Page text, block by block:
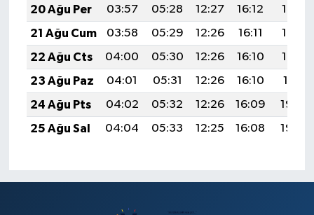
20 Ağu Per
03:57 05:28 12:27 16:12
19:15
21 Ağu Cum
03:58 05:29 12:26 16:11
19:13
22 Ağu Cts
04:00 05:30 12:26 16:10
19:12
23 Ağu Paz
04:01 05:31 12:26 16:10
19:11
24 Ağu Pts
04:02 05:32 12:26 16:09
19:09
25 Ağu Sal
04:04 05:33 12:25 16:08 19:08